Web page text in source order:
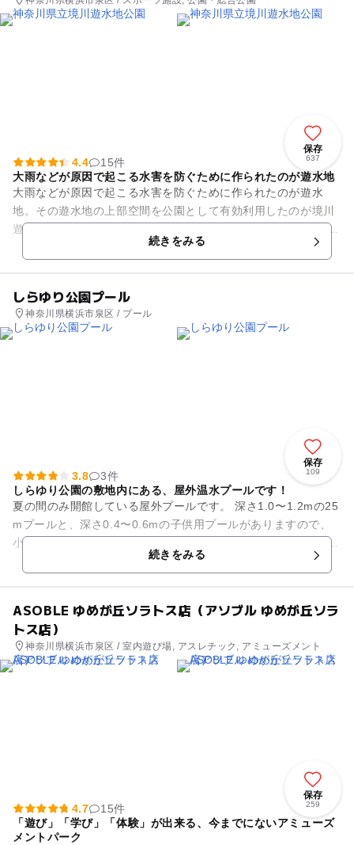
保存
637
4.4
15件
大雨などが原因で起こる水害を防ぐために作られたのが遊水地
大雨などが原因で起こる水害を防ぐために作られたのが遊水
地。その遊水地の上部空間を公園として有効利用したのが境川
遊水地公園です。 境川の自然や遊水地の仕組み・役割などを紹
続きをみる
しらゆり公園プール
神奈川県横浜市泉区 / プール
保存
109
3.8
3件
しらゆり公園の敷地内にある、屋外温水プールです！
夏の間のみ開館している屋外プールです。 深さ1.0〜1.2mの25
mプールと、深さ0.4〜0.6mの子供用プールがありますので、
小さいお子様と一緒でも安心して遊ぶことができます。 オム
続きをみる
ASOBLE ゆめが丘ソラトス店（アソブル ゆめが丘ソラ
トス店）
神奈川県横浜市泉区 / 室内遊び場, アスレチック, アミューズメント
保存
259
4.7
15件
「遊び」「学び」「体験」が出来る、今までにないアミューズ
メントパーク